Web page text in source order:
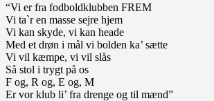
“Vi er fra fodboldklubben FREM
Vi ta`r en masse sejre hjem
Vi kan skyde, vi kan heade
Med et drøn i mål vi bolden ka’ sætte
Vi vil kæmpe, vi vil slås
Så stol i trygt på os
F og, R og, E og, M
Er vor klub li’ fra drenge og til mænd”